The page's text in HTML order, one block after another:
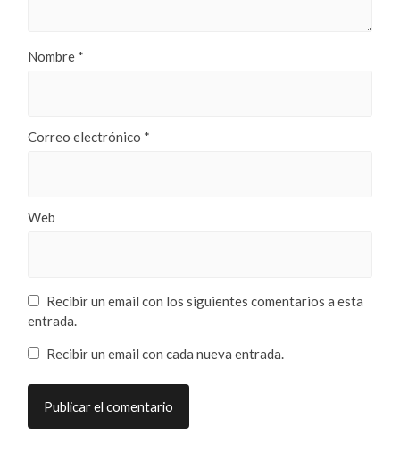
Nombre *
Correo electrónico *
Web
Recibir un email con los siguientes comentarios a esta
entrada.
Recibir un email con cada nueva entrada.